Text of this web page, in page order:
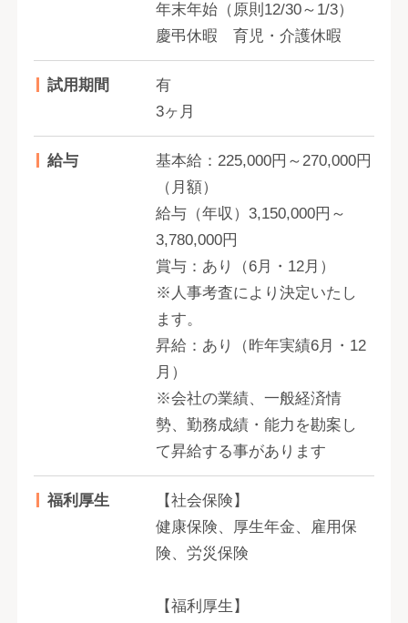
年末年始（原則12/30～1/3）
慶弔休暇 育児・介護休暇
試用期間
有
3ヶ月
給与
基本給：225,000円～270,000円
（月額）
給与（年収）3,150,000円～
3,780,000円
賞与：あり（6月・12月）
※人事考査により決定いたし
ます。
昇給：あり（昨年実績6月・12
月）
※会社の業績、一般経済情
勢、勤務成績・能力を勘案し
て昇給する事があります
福利厚生
【社会保険】
健康保険、厚生年金、雇用保
険、労災保険
【福利厚生】